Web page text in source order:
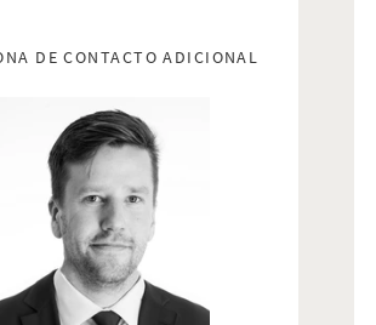
DE CONTACTO ADICIONAL